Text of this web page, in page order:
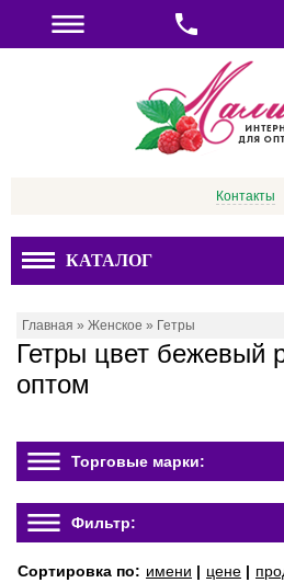
Контакты
КАТАЛОГ
Главная » Женское » Гетры
Гетры цвет бежевый
оптом
Торговые марки:
Фильтр:
Сортировка по: имени | цене |